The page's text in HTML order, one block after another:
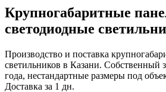
Крупногабаритные
светодиодные
Производство и поставка
светильников в Казани. Собственный
года, нестандартные размеры под
Доставка за 1 дн.